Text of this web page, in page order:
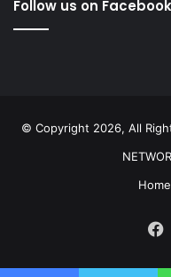
Follow us on Facebook
© Copyright 2026, All
Home